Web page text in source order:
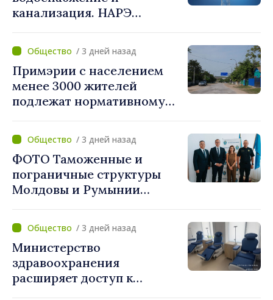
беспрецедентный
канализация. НАРЭ
/ 3 дней назад
Примэрии с населением
менее 3000 жителей
подлежат нормативному
«Реформу нужно
завершить этой осенью»
/ 3 дней назад
ФОТО Таможенные и
пограничные структуры
Молдовы и Румынии
по разгрузке движения на
КПП "Леушены–Албица"
/ 3 дней назад
Министерство
здравоохранения
расширяет доступ к